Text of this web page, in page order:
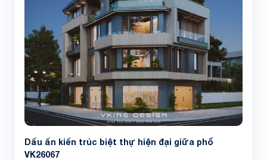
Dấu ấn kiến trúc biệt thự hiện đại giữa phố
VK26067